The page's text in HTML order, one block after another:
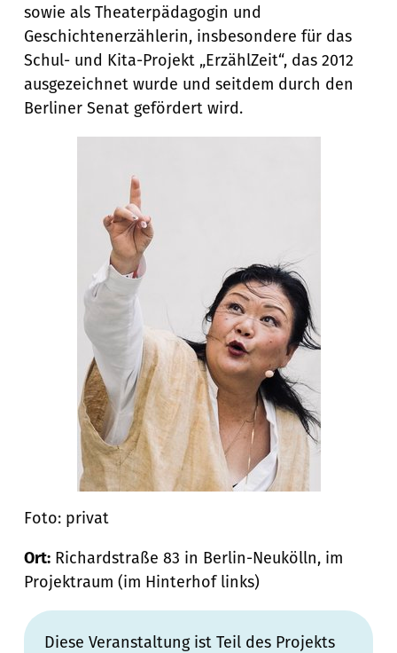
sowie als Theaterpädagogin und
Geschichtenerzählerin, insbesondere für das
Schul- und Kita-Projekt „ErzählZeit“, das 2012
ausgezeichnet wurde und seitdem durch den
Berliner Senat gefördert wird.
Foto: privat
Ort: Richardstraße 83 in Berlin-Neukölln, im
Projektraum (im Hinterhof links)
Diese Veranstaltung ist Teil des Projekts